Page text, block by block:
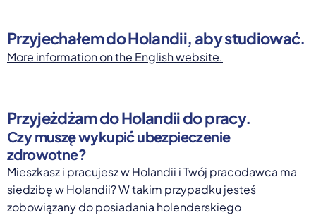
voorkomt de overheid schulden, vermindert stress
en blijft noodzakelijke zorg toegankelijk.
Przyjechałem do Holandii, aby studiować.
More information on the English website.
Przyjeżdżam do Holandii do pracy.
Czy muszę wykupić ubezpieczenie
zdrowotne?
Mieszkasz i pracujesz w Holandii i Twój pracodawca ma
siedzibę w Holandii? W takim przypadku jesteś
zobowiązany do posiadania holenderskiego